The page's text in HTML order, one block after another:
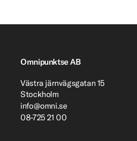
Omnipunktse AB
Västra järnvägsgatan 15
Stockholm
info@omni.se
08-725 21 00